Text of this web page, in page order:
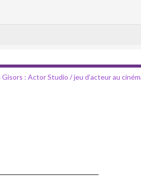
: Actor Studio / jeu d’acteur au